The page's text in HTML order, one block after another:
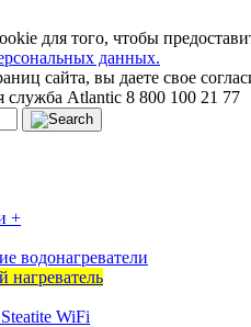
для того, чтобы
данных.
сайта, вы даете свое
Atlantic 8 800 100 21 77
+
водонагреватели
нагреватель
WiFi